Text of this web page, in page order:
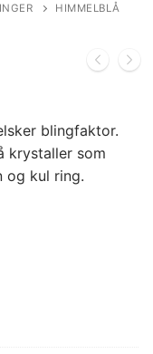
HIMMELBLÅ
blingfaktor.
krystaller som
og kul ring.